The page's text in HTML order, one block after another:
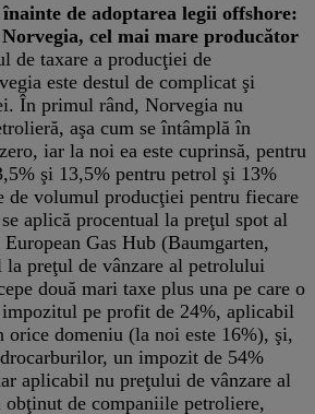
de adoptarea legii offshore:
Norvegia, cel mai mare producător
de taxare a producţiei de
este destul de complicat şi
În primul rând, Norvegia nu
aşa cum se întâmplă în
iar la noi ea este cuprinsă, pentru
şi 13,5% pentru petrol şi 13%
de volumul producţiei pentru fiecare
aplică procentual la preţul spot al
Gas Hub (Baumgarten,
preţul de vânzare al petrolului
două mari taxe plus una pe care o
pe profit de 24%, aplicabil
domeniu (la noi este 16%), şi,
un impozit de 54%
aplicabil nu preţului de vânzare al
de companiile petroliere,